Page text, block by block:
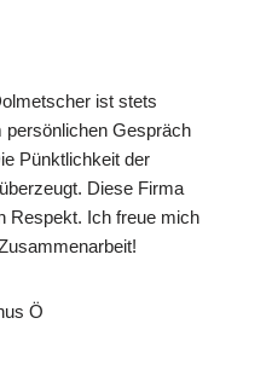
ist stets
persönlichen Gespräch
Pünktlichkeit der
Diese Firma
Respekt. Ich freue mich
Ö